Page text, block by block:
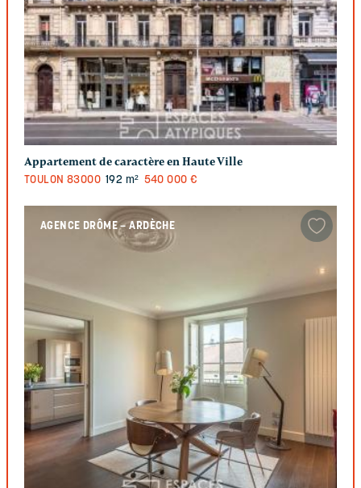
Appartement de caractère en Haute Ville
TOULON 83000 192 m² 540 000 €
AGENCE DRÔME – ARDÈCHE